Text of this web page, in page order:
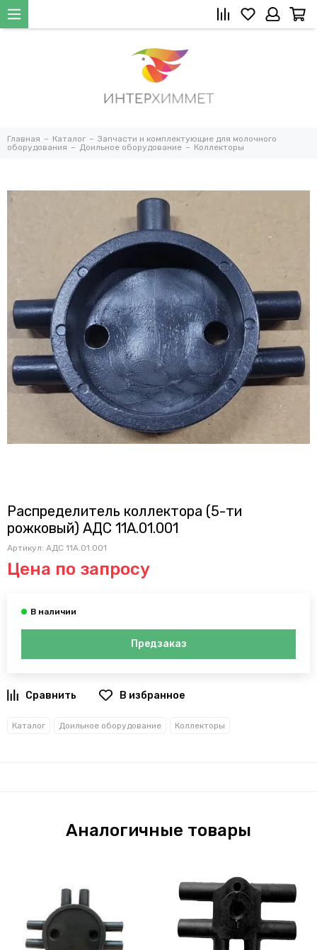
Главная Каталог
Запчасти и комплектующие для молочного
оборудования
Доильное оборудование Коллекторы
Распределитель коллектора (5-ти
рожковый) АДС 11А.01.001
Артикул: АДС 11А.01.001
Цена по запросу
Предзаказ
В избранное
Каталог Доильное оборудование Коллекторы
Аналогичные товары